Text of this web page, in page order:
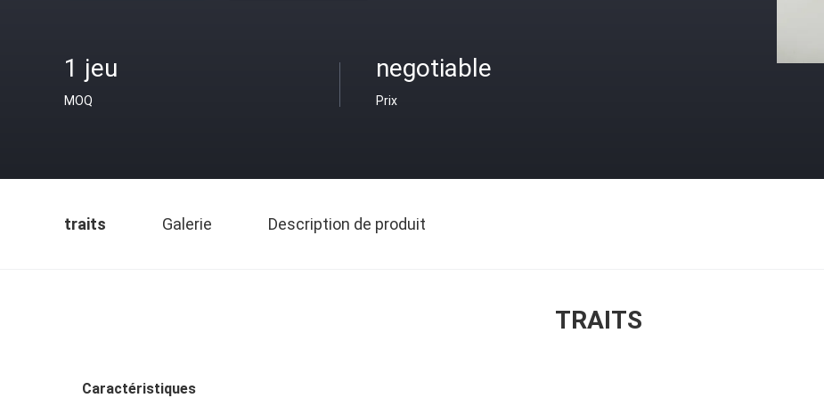
1 jeu
MOQ
negotiable
Prix
traits Galerie Description de produit
TRAITS
Caractéristiques